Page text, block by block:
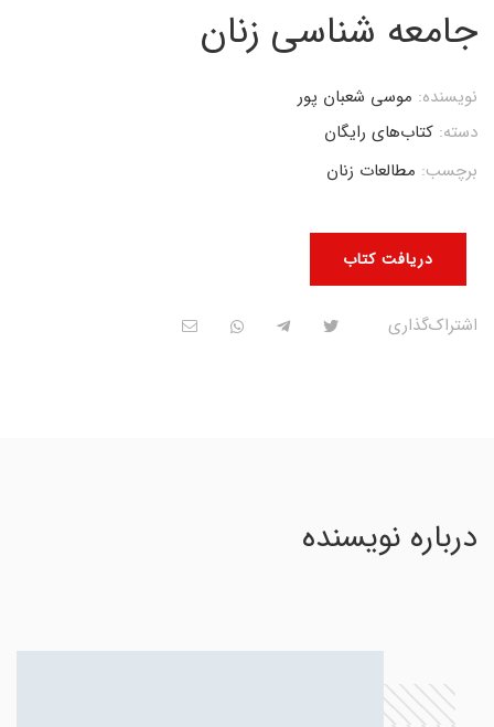
جامعه شناسی زنان
دریافت کتاب
نویسنده: موسی شعبان پور
دسته: کتاب‌های رایگان
برچسب: مطالعات زنان
اشتراک‌گذاری
درباره نویسنده